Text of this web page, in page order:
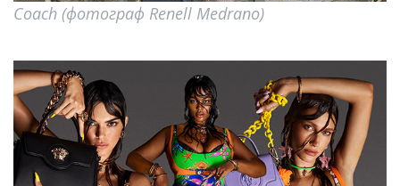
Coach (фотограф Renell Medrano)